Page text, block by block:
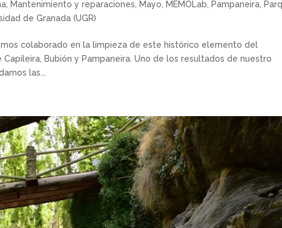
Mantenimiento y reparaciones Mayo MEMOLab Pampaneira
de Granada (UGR)
colaborado en la limpieza de este histórico elemento del
Bubión y Pampaneira. Uno de los resultados de nuestro
las...